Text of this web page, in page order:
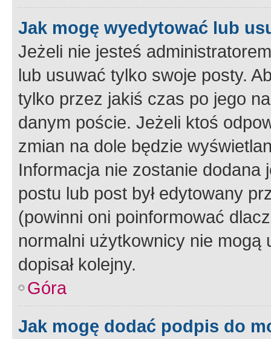
Jak mogę wyedytować lub
Jeżeli nie jesteś
lub usuwać tylko swoje posty.
tylko przez jakiś czas po jego
danym poście. Jeżeli ktoś
zmian na dole będzie
Informacja nie zostanie dodana
postu lub post był edytowany
(powinni oni poinformować
normalni użytkownicy nie
dopisał kolejny.
Góra
Jak mogę dodać podpis do